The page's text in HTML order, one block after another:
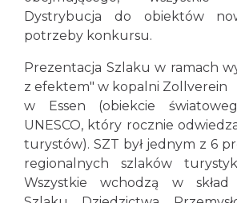
Dystrybucja do obiektów
potrzeby konkursu.
Prezentacja Szlaku w ramach
z efektem" w kopalni Zollverein
w Essen (obiekcie
UNESCO, który rocznie
turystów). SZT był jednym z 6
regionalnych szlaków
Wszystkie wchodzą w skład